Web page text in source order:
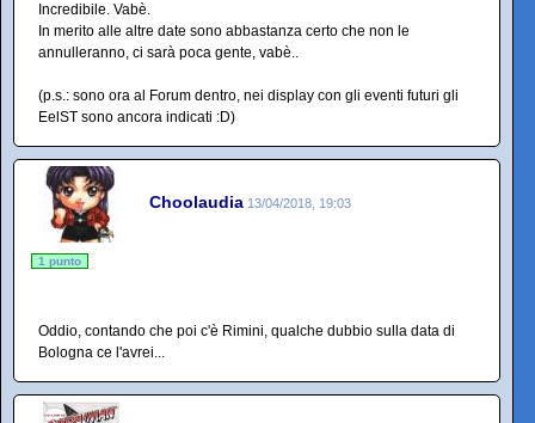
Incredibile. Vabè.
In merito alle altre date sono abbastanza certo che non le
annulleranno, ci sarà poca gente, vabè..
(p.s.: sono ora al Forum dentro, nei display con gli eventi futuri gli
EelST sono ancora indicati :D)
Choolaudia 13/04/2018, 19:03
1 punto
Oddio, contando che poi c'è Rimini, qualche dubbio sulla data di
Bologna ce l'avrei...